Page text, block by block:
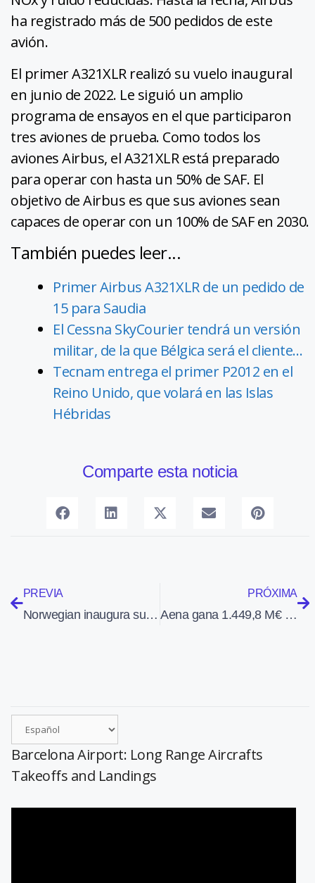
ha registrado más de 500 pedidos de este
avión.
El primer A321XLR realizó su vuelo inaugural
en junio de 2022. Le siguió un amplio
programa de ensayos en el que participaron
tres aviones de prueba. Como todos los
aviones Airbus, el A321XLR está preparado
para operar con hasta un 50% de SAF. El
objetivo de Airbus es que sus aviones sean
capaces de operar con un 100% de SAF en 2030.
También puedes leer...
Primer Airbus A321XLR de un pedido de
15 para Saudia
El Cessna SkyCourier tendrá un versión
militar, de la que Bélgica será el cliente…
Tecnam entrega el primer P2012 en el
Reino Unido, que volará en las Islas
Hébridas
Comparte esta noticia
PREVIA
Norwegian inaugura su nueva base en el Aeropuerto de Gran Canaria
PRÓXIMA
Aena gana 1.449,8 M€ en los nueve primeros meses de 2024
Barcelona Airport: Long Range Aircrafts
Takeoffs and Landings